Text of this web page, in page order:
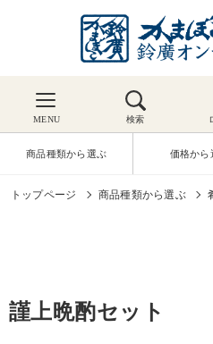
MENU 検索
商品種類から選ぶ 価格から
トップページ 商品種類から選ぶ
謹上晩酌セット